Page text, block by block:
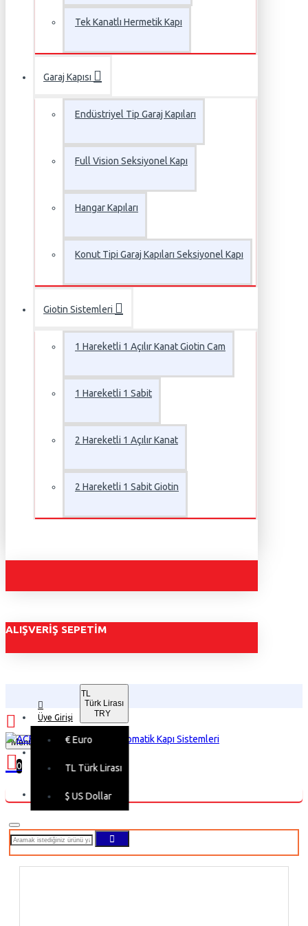
Tek Kanatlı Hermetik Kapı
Garaj Kapısı
Endüstriyel Tip Garaj Kapıları
Full Vision Seksiyonel Kapı
Hangar Kapıları
Konut Tipi Garaj Kapıları Seksiyonel Kapı
Giotin Sistemleri
1 Hareketli 1 Açılır Kanat Giotin Cam
1 Hareketli 1 Sabit
2 Hareketli 1 Açılır Kanat
2 Hareketli 1 Sabit Giotin
ALIŞVERIŞ SEPETIM
Üye Girişi
TL
Türk Lirası
TRY
€Euro
TL Türk Lirası
$ US Dollar
Menu
0
Alışveriş sepetiniz boş!